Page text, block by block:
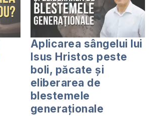
Aplicarea sângelui lui
Isus Hristos peste
boli, păcate și
eliberarea de
blestemele
generaționale